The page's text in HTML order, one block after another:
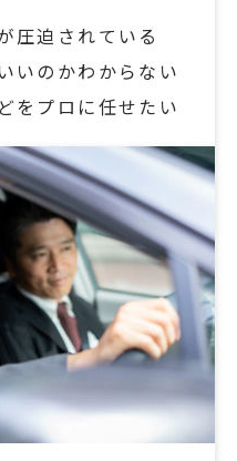
圧迫されている
いのかわからない
をプロに任せたい